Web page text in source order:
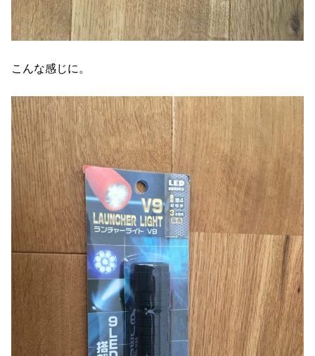
こんな感じに。